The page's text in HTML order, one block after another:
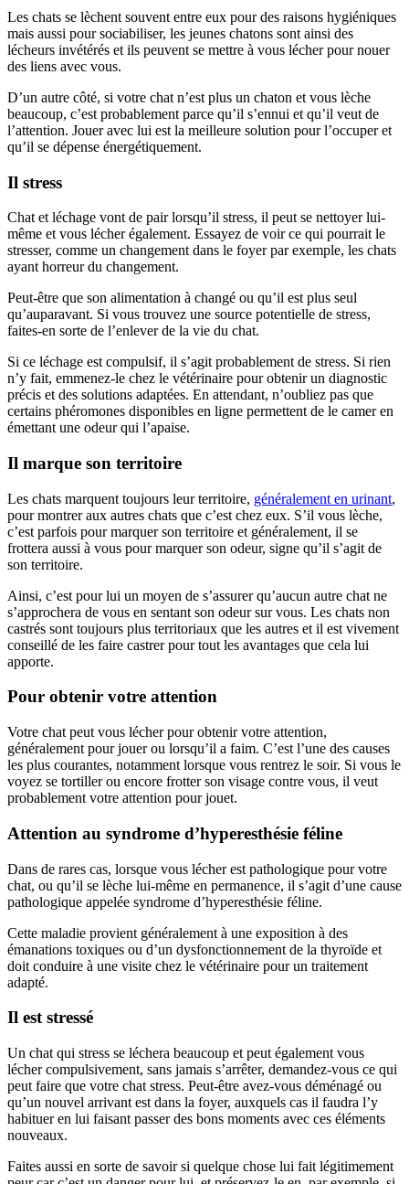
Les chats se lèchent souvent entre eux pour des raisons hygiéniques
mais aussi pour sociabiliser, les jeunes chatons sont ainsi des
lécheurs invétérés et ils peuvent se mettre à vous lécher pour nouer
des liens avec vous.
D’un autre côté, si votre chat n’est plus un chaton et vous lèche
beaucoup, c’est probablement parce qu’il s’ennui et qu’il veut de
l’attention. Jouer avec lui est la meilleure solution pour l’occuper et
qu’il se dépense énergétiquement.
Il stress
Chat et léchage vont de pair lorsqu’il stress, il peut se nettoyer lui-
même et vous lécher également. Essayez de voir ce qui pourrait le
stresser, comme un changement dans le foyer par exemple, les chats
ayant horreur du changement.
Peut-être que son alimentation à changé ou qu’il est plus seul
qu’auparavant. Si vous trouvez une source potentielle de stress,
faites-en sorte de l’enlever de la vie du chat.
Si ce léchage est compulsif, il s’agit probablement de stress. Si rien
n’y fait, emmenez-le chez le vétérinaire pour obtenir un diagnostic
précis et des solutions adaptées. En attendant, n’oubliez pas que
certains phéromones disponibles en ligne permettent de le camer en
émettant une odeur qui l’apaise.
Il marque son territoire
Les chats marquent toujours leur territoire, généralement en urinant,
pour montrer aux autres chats que c’est chez eux. S’il vous lèche,
c’est parfois pour marquer son territoire et généralement, il se
frottera aussi à vous pour marquer son odeur, signe qu’il s’agit de
son territoire.
Ainsi, c’est pour lui un moyen de s’assurer qu’aucun autre chat ne
s’approchera de vous en sentant son odeur sur vous. Les chats non
castrés sont toujours plus territoriaux que les autres et il est vivement
conseillé de les faire castrer pour tout les avantages que cela lui
apporte.
Pour obtenir votre attention
Votre chat peut vous lécher pour obtenir votre attention,
généralement pour jouer ou lorsqu’il a faim. C’est l’une des causes
les plus courantes, notamment lorsque vous rentrez le soir. Si vous le
voyez se tortiller ou encore frotter son visage contre vous, il veut
probablement votre attention pour jouet.
Attention au syndrome d’hyperesthésie féline
Dans de rares cas, lorsque vous lécher est pathologique pour votre
chat, ou qu’il se lèche lui-même en permanence, il s’agit d’une cause
pathologique appelée syndrome d’hyperesthésie féline.
Cette maladie provient généralement à une exposition à des
émanations toxiques ou d’un dysfonctionnement de la thyroïde et
doit conduire à une visite chez le vétérinaire pour un traitement
adapté.
Il est stressé
Un chat qui stress se léchera beaucoup et peut également vous
lécher compulsivement, sans jamais s’arrêter, demandez-vous ce qui
peut faire que votre chat stress. Peut-être avez-vous déménagé ou
qu’un nouvel arrivant est dans la foyer, auxquels cas il faudra l’y
habituer en lui faisant passer des bons moments avec ces éléments
nouveaux.
Faites aussi en sorte de savoir si quelque chose lui fait légitimement